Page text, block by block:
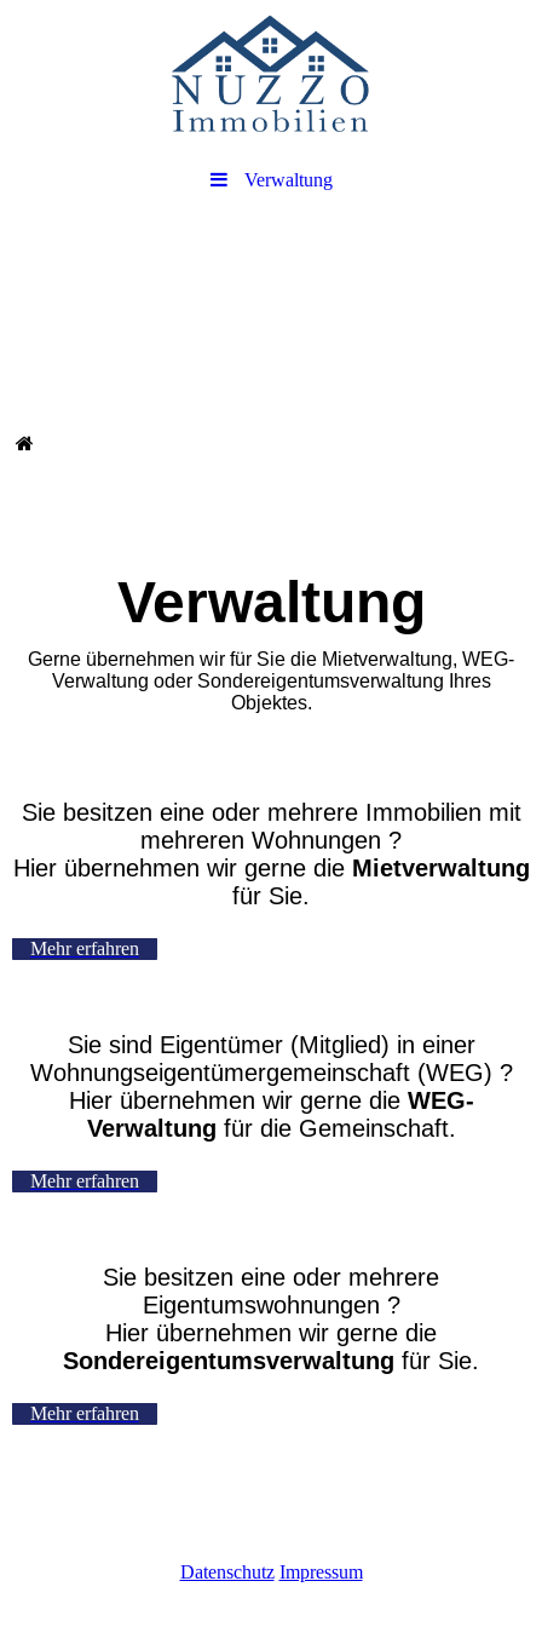
Verwaltung
Verwaltung
Gerne übernehmen wir für Sie die Mietverwaltung, WEG-
Verwaltung oder Sondereigentumsverwaltung Ihres
Objektes.
Sie besitzen eine oder mehrere Immobilien mit
mehreren Wohnungen ?
Hier übernehmen wir gerne die Mietverwaltung
für Sie.
Mehr erfahren
Sie sind Eigentümer (Mitglied) in einer
Wohnungseigentümergemeinschaft (WEG) ?
Hier übernehmen wir gerne die WEG-
Verwaltung für die Gemeinschaft.
Mehr erfahren
Sie besitzen eine oder mehrere
Eigentumswohnungen ?
Hier übernehmen wir gerne die
Sondereigentumsverwaltung für Sie.
Mehr erfahren
Datenschutz/ Impressum